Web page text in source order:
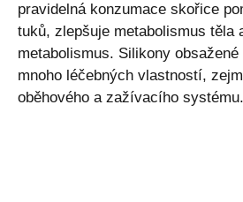
pravidelná konzumace skořice
tuků, zlepšuje metabolismus těla
metabolismus. Silikony
mnoho léčebných vlastností,
oběhového a zažívacího systému.